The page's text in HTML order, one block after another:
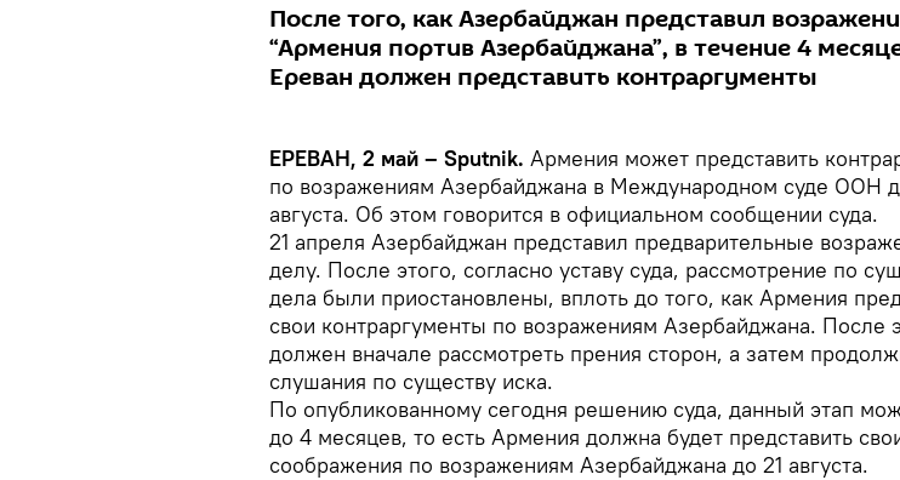
После того, как Азербайджан представил
“Армения портив Азербайджана”, в течение 4
Ереван должен представить контраргументы
ЕРЕВАН, 2 май – Sputnik. Армения может представить
по возражениям Азербайджана в Международном суде ООН
августа. Об этом говорится в официальном сообщении суда.
21 апреля Азербайджан представил предварительные
делу. После этого, согласно уставу суда, рассмотрение по
дела были приостановлены, вплоть до того, как Армения
свои контраргументы по возражениям Азербайджана. После
должен вначале рассмотреть прения сторон, а затем
слушания по существу иска.
По опубликованному сегодня решению суда, данный этап
до 4 месяцев, то есть Армения должна будет представить
соображения по возражениям Азербайджана до 21 августа.